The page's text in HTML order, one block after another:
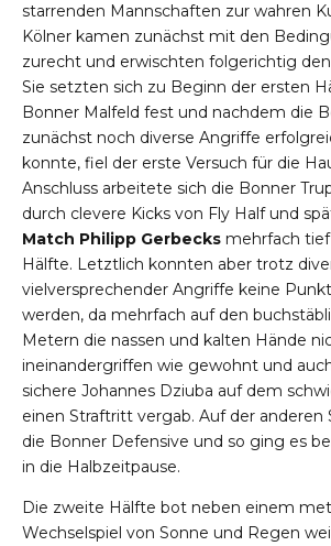
starrenden Mannschaften zur wahren
Kölner kamen zunächst mit den
zurecht und erwischten folgerichtig
Sie setzten sich zu Beginn der ersten
Bonner Malfeld fest und nachdem die
zunächst noch diverse Angriffe
konnte, fiel der erste Versuch für die
Anschluss arbeitete sich die Bonner
durch clevere Kicks von Fly Half und
Match Philipp Gerbecks mehrfach
Hälfte. Letztlich konnten aber trotz
vielversprechender Angriffe keine
werden, da mehrfach auf den
Metern die nassen und kalten Hände
ineinandergriffen wie gewohnt und
sichere Johannes Dziuba auf dem
einen Straftritt vergab. Auf der anderen
die Bonner Defensive und so ging es
in die Halbzeitpause.
Die zweite Hälfte bot neben einem
Wechselspiel von Sonne und Regen